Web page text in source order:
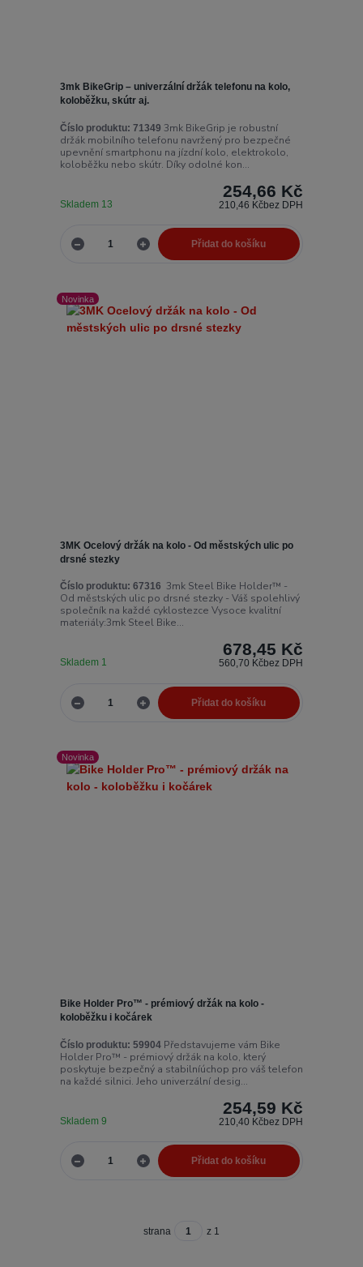
3mk BikeGrip – univerzální držák telefonu na kolo,
koloběžku, skútr aj.
Číslo produktu: 71349 3mk BikeGrip je robustní
držák mobilního telefonu navržený pro bezpečné
upevnění smartphonu na jízdní kolo, elektrokolo,
koloběžku nebo skútr. Díky odolné kon...
254,66 Kč
210,46 Kčbez DPH
Skladem 13
Přidat do košíku
Novinka
3MK Ocelový držák na kolo - Od městských ulic po
drsné stezky
Číslo produktu: 67316 3mk Steel Bike Holder™ -
Od městských ulic po drsné stezky - Váš spolehlivý
společník na každé cyklostezce Vysoce kvalitní
materiály:3mk Steel Bike...
678,45 Kč
560,70 Kčbez DPH
Skladem 1
Přidat do košíku
Novinka
Bike Holder Pro™ - prémiový držák na kolo -
koloběžku i kočárek
Číslo produktu: 59904Představujeme vám Bike
Holder Pro™ - prémiový držák na kolo, který
poskytuje bezpečný a stabilníúchop pro váš telefon
na každé silnici. Jeho univerzální desig...
254,59 Kč
210,40 Kčbez DPH
Skladem 9
Přidat do košíku
strana z 1